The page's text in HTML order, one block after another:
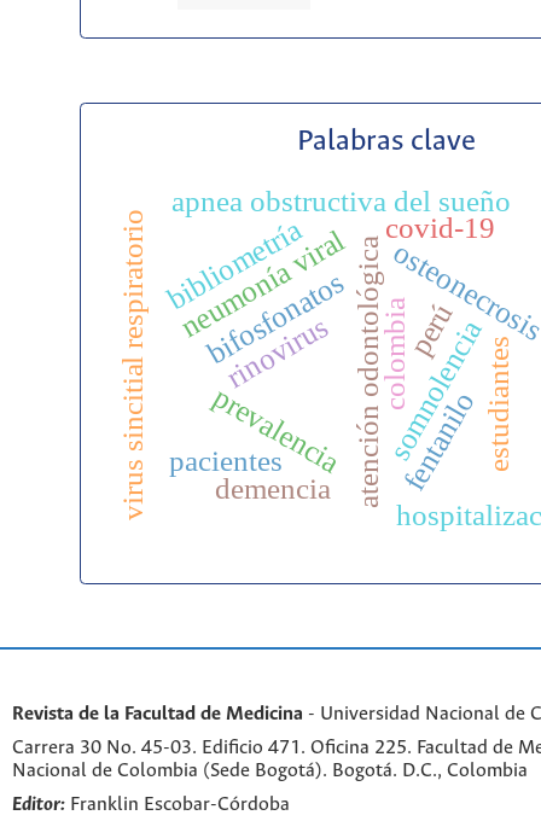
Palabras clave
bifosfonatosatención odontológica
apnea obstructiva del sueño
somnolenciaestudiantes
prevalencia
covid-19
virus sincitial respiratorio rinovirus
neumonía viral
colombia
bibliometría
pacientes
perú
fentanilo
demencia
Revista de la Facultad de Medicina - Universidad Nacional de
Carrera 30 No. 45-03. Edificio 471. Oficina 225. Facultad de
Nacional de Colombia (Sede Bogotá). Bogotá. D.C., Colombia
Editor: Franklin Escobar-Córdoba